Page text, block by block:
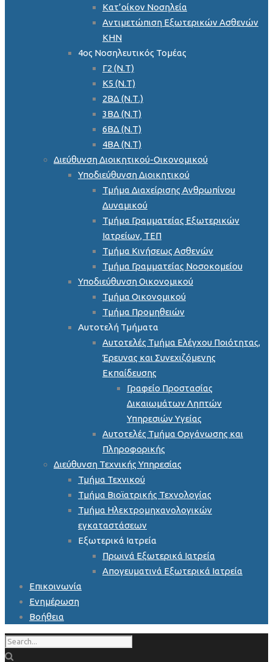
Κατ’οίκον Νοσηλεία
Αντιμετώπιση Εξωτερικών Ασθενών
ΚΗΝ
4ος Νοσηλευτικός Τομέας
Γ2 (Ν.Τ)
Κ5 (Ν.Τ)
2ΒΔ (Ν.Τ.)
3ΒΔ (Ν.Τ)
6ΒΔ (Ν.Τ)
4ΒΑ (Ν.Τ)
Διεύθυνση Διοικητικού-Οικονομικού
Υποδιεύθυνση Διοικητικού
Τμήμα Διαχείρισης Ανθρωπίνου
Δυναμικού
Τμήμα Γραμματείας Εξωτερικών
Ιατρείων, ΤΕΠ
Τμήμα Κινήσεως Ασθενών
Τμήμα Γραμματείας Νοσοκομείου
Υποδιεύθυνση Οικονομικού
Τμήμα Οικονομικού
Τμήμα Προμηθειών
Αυτοτελή Τμήματα
Αυτοτελές Τμήμα Ελέγχου Ποιότητας,
Έρευνας και Συνεχιζόμενης
Εκπαίδευσης
Γραφείο Προστασίας
Δικαιωμάτων Ληπτών
Υπηρεσιών Υγείας
Αυτοτελές Τμήμα Οργάνωσης και
Πληροφορικής
Διεύθυνση Τεχνικής Υπηρεσίας
Τμήμα Τεχνικού
Τμήμα Βιοϊατρικής Τεχνολογίας
Τμήμα Ηλεκτρομηχανολογικών
εγκαταστάσεων
Εξωτερικά Ιατρεία
Πρωινά Εξωτερικά Ιατρεία
Απογευματινά Εξωτερικά Ιατρεία
Επικοινωνία
Ενημέρωση
Βοήθεια